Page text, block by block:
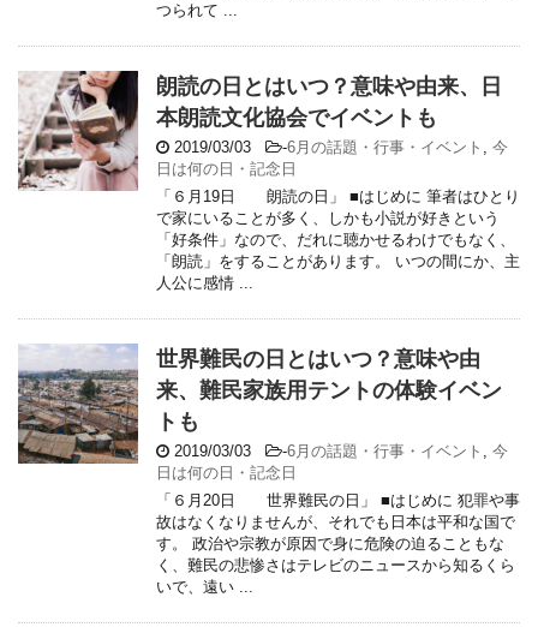
つられて ...
朗読の日とはいつ？意味や由来、日
本朗読文化協会でイベントも
2019/03/03 -6月の話題・行事・イベント , 今
日は何の日・記念日
「６月19日 朗読の日」 ■はじめに 筆者はひとり
で家にいることが多く、しかも小説が好きという
「好条件」なので、だれに聴かせるわけでもなく、
「朗読」をすることがあります。 いつの間にか、主
人公に感情 ...
世界難民の日とはいつ？意味や由
来、難民家族用テントの体験イベン
トも
2019/03/03 -6月の話題・行事・イベント , 今
日は何の日・記念日
「６月20日 世界難民の日」 ■はじめに 犯罪や事
故はなくなりませんが、それでも日本は平和な国で
す。 政治や宗教が原因で身に危険の迫ることもな
く、難民の悲惨さはテレビのニュースから知るくら
いで、遠い ...